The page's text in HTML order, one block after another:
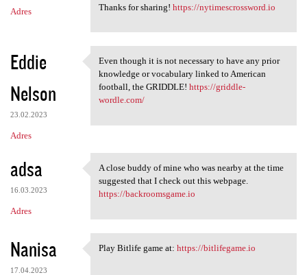
Adres
Thanks for sharing! https://nytimescrossword.io
Eddie
Nelson
23.02.2023
Adres
Even though it is not
Even though it is not necessary to have any prior
knowledge or vocabulary linked to American
football, the GRIDDLE! https://griddle-
wordle.com/
adsa
16.03.2023
Adres
A close buddy of mine who was
A close buddy of mine who was nearby at the time
suggested that I check out this webpage.
https://backroomsgame.io
Nanisa
17.04.2023
Play Bitlife game at: https:/
Play Bitlife game at: https://bitlifegame.io